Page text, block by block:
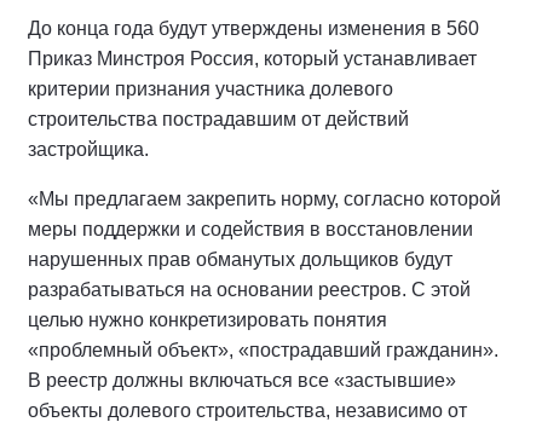
До конца года будут утверждены изменения в 560
Приказ Минстроя Россия, который устанавливает
критерии признания участника долевого
строительства пострадавшим от действий
застройщика.
«Мы предлагаем закрепить норму, согласно которой
меры поддержки и содействия в восстановлении
нарушенных прав обманутых дольщиков будут
разрабатываться на основании реестров. С этой
целью нужно конкретизировать понятия
«проблемный объект», «пострадавший гражданин».
В реестр должны включаться все «застывшие»
объекты долевого строительства, независимо от